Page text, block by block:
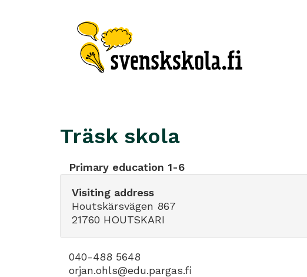
Träsk skola
Primary education 1-6
Visiting address
Houtskärsvägen 867
21760 HOUTSKARI
040-488 5648
orjan.ohls@edu.pargas.fi